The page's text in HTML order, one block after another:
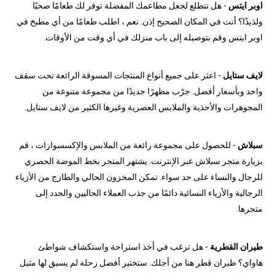
اوبر ايتس - هل تتطلع لجعل مطاعمك المفضلة توفر لك طعامًا صحيًا
ولذيذًا؟ أنت في المكان الصحيح إذن. نعم ، اطلب طعامًا من أي مطبخ في
اوبر ايتس وقم بتوصيله إلى باب منزلك في أي وقت من الأوقات.
لايف ستايل - اعثر على جميع أنواع المنتجات المسوقة الرائعة تحت سقف
واحد وبأسعار أفضل. جرّب مظهرًا جديدًا من مجموعة متنوعة من
المجوهرات والأحذية والملابس العصرية وغيرها الكثير من لايف ستايل.
سبلاش - للحصول على مجموعة رائعة من الملابس والإكسسوارات ، قم
بزيارة متجر سبلاش عبر الإنترنت. يشتهر المتجر بخط الموضة الحصري
للرجال والنساء على حد سواء. تمكن المخزون الحالي والطازج من الأزياء
الرجالية والأزياء النسائية دائمًا من جذب العملاء الحاليين والجدد إلى
متجرها.
طيران القطرية - هل ترغب في أخذ استراحة واستكشاف شواطئ
هاواي؟ طيران قطر هنا من أجلك. ستختبر أفضل رحلة لم يسبق لها مثيل